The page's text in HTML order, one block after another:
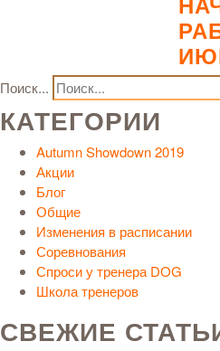
Поиск...
КАТЕГОРИИ
Autumn Showdown 2019
Акции
Блог
Общие
Изменения в расписании
Соревнования
Спроси у тренера DOG
Школа тренеров
СВЕЖИЕ